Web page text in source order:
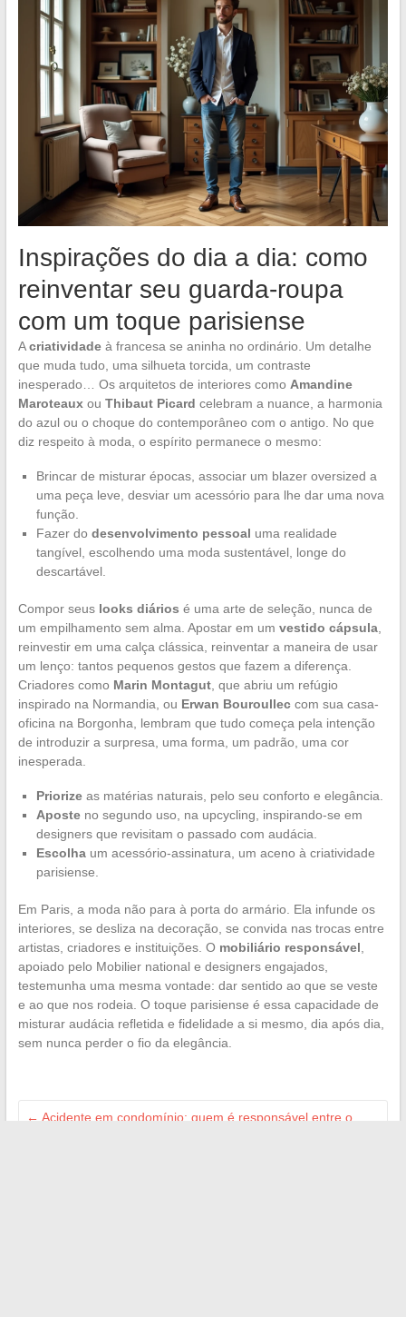
Inspirações do dia a dia: como
reinventar seu guarda-roupa
com um toque parisiense
Acriatividadeà francesa se aninha no ordinário. Um detalhe
que muda tudo, uma silhueta torcida, um contraste
inesperado… Os arquitetos de interiores como Amandine
Maroteauxou Thibaut Picard celebram a nuance, a harmonia
do azul ou o choque do contemporâneo com o antigo. No que
diz respeito à moda, o espírito permanece o mesmo:
Brincar de misturar épocas, associar um blazer oversized a
uma peça leve, desviar um acessório para lhe dar uma nova
função.
Fazer do desenvolvimento pessoal uma realidade
tangível, escolhendo uma moda sustentável, longe do
descartável.
Compor seus looks diários é uma arte de seleção, nunca de
um empilhamento sem alma. Apostar em um vestido cápsula,
reinvestir em uma calça clássica, reinventar a maneira de usar
um lenço: tantos pequenos gestos que fazem a diferença.
Criadores como Marin Montagut, que abriu um refúgio
inspirado na Normandia, ou Erwan Bouroulleccom sua casa-
oficina na Borgonha, lembram que tudo começa pela intenção
de introduzir a surpresa, uma forma, um padrão, uma cor
inesperada.
Priorizeas matérias naturais, pelo seu conforto e elegância.
Aposteno segundo uso, na upcycling, inspirando-se em
designers que revisitam o passado com audácia.
Escolhaum acessório-assinatura, um aceno à criatividade
parisiense.
Em Paris, a moda não para à porta do armário. Ela infunde os
interiores, se desliza na decoração, se convida nas trocas entre
artistas, criadores e instituições. O mobiliário responsável
apoiado pelo Mobilier national e designers engajados,
testemunha uma mesma vontade: dar sentido ao que se veste
e ao que nos rodeia. O toque parisiense é essa capacidade de
misturar audácia refletida e fidelidade a si mesmo, dia após dia,
sem nunca perder o fio da elegância.
← Acidente em condomínio: quem é responsável entre o